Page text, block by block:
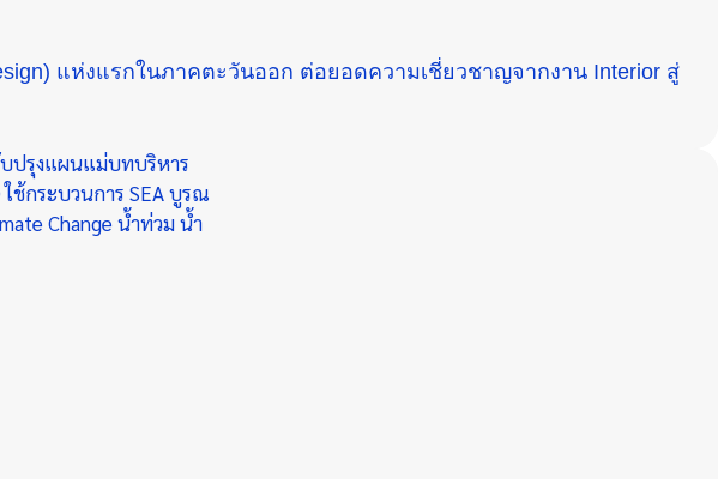
แห่งแรกในภาคตะวันออก ต่อยอดความเชี่ยวชาญจากงาน Interior สู่